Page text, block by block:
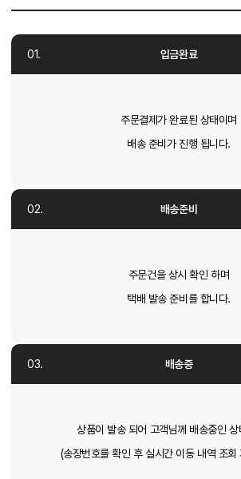
입금완료
주문결제가 완료된 상태이며
배송 준비가 진행 됩니다.
배송준비
주문건을 상시 확인 하며
택배 발송 준비를 합니다.
배송중
상품이 발송 되어 고객님께 배송중인 상
(송장번호를 확인 후 실시간 이동 내역 조회